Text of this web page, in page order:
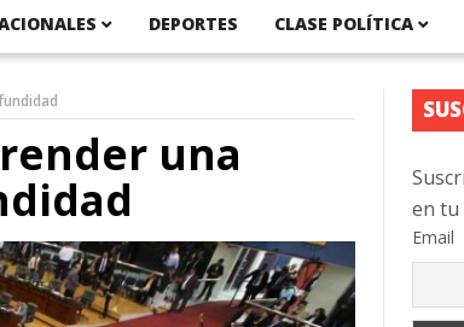
DEPORTES CLASE POLÍTICA
una
en tu
Email